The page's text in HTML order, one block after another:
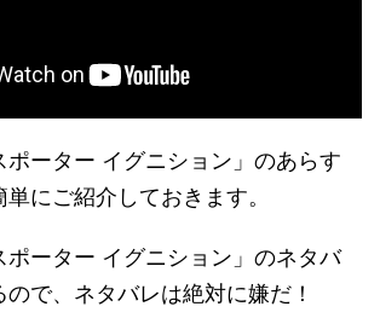
ポーター イグニション」のあらす
にご紹介しておきます。
ポーター イグニション」のネタバ
で、ネタバレは絶対に嫌だ！